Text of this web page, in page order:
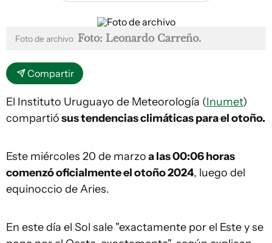
Foto de archivo Foto: Leonardo Carreño.
Compartir
El Instituto Uruguayo de Meteorología (Inumet)
compartiósus tendencias climáticas para el otoño.
Este miércoles 20 de marzoa las 00:06 horas
comenzó oficialmente el otoño 2024, luego del
equinoccio de Aries.
En este día el Sol sale "exactamente por el Este y se